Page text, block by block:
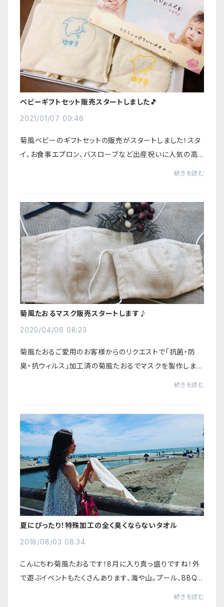
ベビーギフトセット販売スタートしました🎵
2021/01/07 09:46
菊風ベビーのギフトセットの販売がスタートしました！スタ
イ、お食事エプロン、バスローブなど出産祝いに人気の高
続きを読む
菊風たおるマスク販売スタートします♪
2020/04/06 08:23
菊風たおるご愛用のお客様からのリクエストで「抗菌・防
臭・抗ウィルス」加工済の菊風たおるでマスクを製作しまし
た！繰り返し洗えて、抗菌・防臭・抗ウィルス効果も半永久
続きを読む
夏にぴったり！特殊加工の全く臭くならないタオル
2018/08/03 08:34
こんにちわ菊風たおるです！8月に入り真っ盛りですね！外
で遊ぶイベントもたくさんあります、海や山。プール、BBQ、
続きを読む